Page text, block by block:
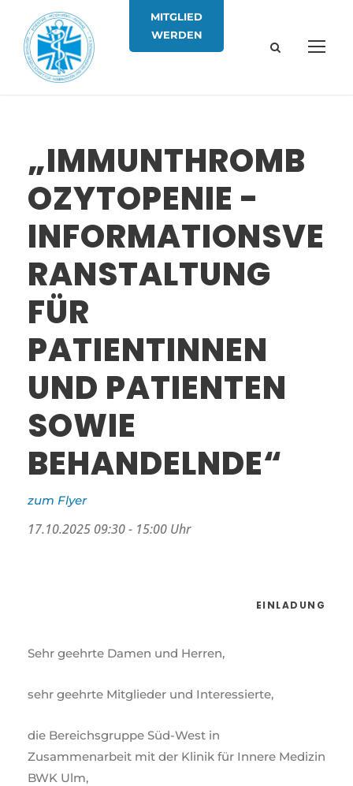
MITGLIED
WERDEN
„IMMUNTHROMB
OZYTOPENIE -
INFORMATIONSVE
RANSTALTUNG
FÜR
PATIENTINNEN
UND PATIENTEN
SOWIE
BEHANDELNDE“
zum Flyer
17.10.2025 09:30 - 15:00 Uhr
EINLADUNG
Sehr geehrte Damen und Herren,
sehr geehrte Mitglieder und Interessierte,
die Bereichsgruppe Süd-West in
Zusammenarbeit mit der Klinik für Innere Medizin
BWK Ulm,